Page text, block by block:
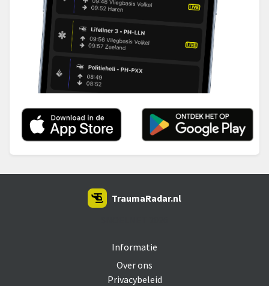
Informatie
Over ons
Privacybeleid
TraumaRadar.nl